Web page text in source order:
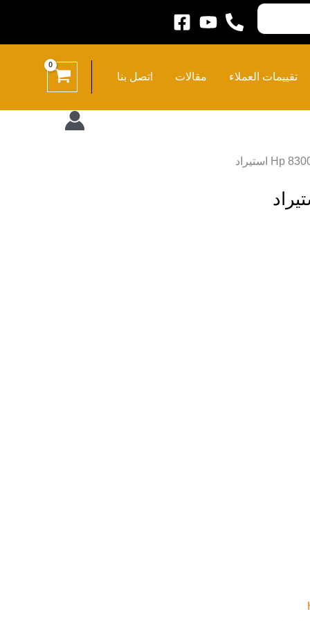
تقييمات العملاء مقالات اتصل بنا